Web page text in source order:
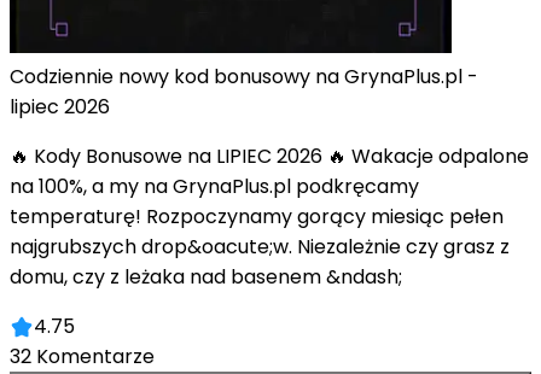
Codziennie nowy kod bonusowy na GrynaPlus.pl -
lipiec 2026
🔥 Kody Bonusowe na LIPIEC 2026 🔥 Wakacje odpalone
na 100%, a my na GrynaPlus.pl podkręcamy
temperaturę! Rozpoczynamy gorący miesiąc pełen
najgrubszych drop&oacute;w. Niezależnie czy grasz z
domu, czy z leżaka nad basenem &ndash;
4.75
32 Komentarze